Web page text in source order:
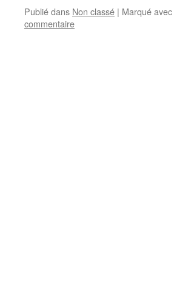
Publié dans Non classé | Marqué avec
commentaire